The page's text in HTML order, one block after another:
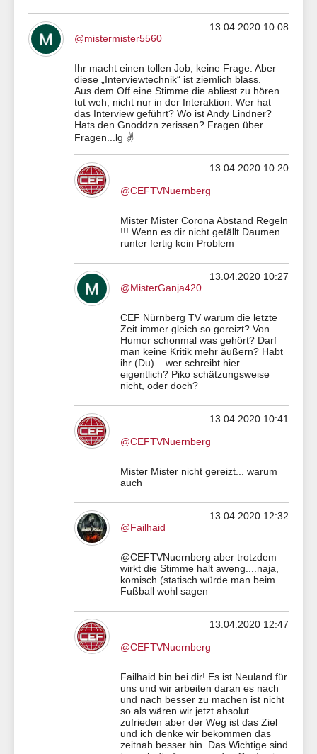
13.04.2020 10:08
@mistermister5560
Ihr macht einen tollen Job, keine Frage. Aber
diese „Interviewtechnik“ ist ziemlich blass.
Aus dem Off eine Stimme die abliest zu hören
tut weh, nicht nur in der Interaktion. Wer hat
das Interview geführt? Wo ist Andy Lindner?
Hats den Gnoddzn zerissen? Fragen über
Fragen...lg ✌
13.04.2020 10:20
@CEFTVNuernberg
Mister Mister Corona Abstand Regeln
!!! Wenn es dir nicht gefällt Daumen
runter fertig kein Problem
13.04.2020 10:27
@MisterGanja420
CEF Nürnberg TV warum die letzte
Zeit immer gleich so gereizt? Von
Humor schonmal was gehört? Darf
man keine Kritik mehr äußern? Habt
ihr (Du) ...wer schreibt hier
eigentlich? Piko schätzungsweise
nicht, oder doch?
13.04.2020 10:41
@CEFTVNuernberg
Mister Mister nicht gereizt... warum
auch
13.04.2020 12:32
@Failhaid
@CEFTVNuernberg aber trotzdem
wirkt die Stimme halt aweng....naja,
komisch (statisch würde man beim
Fußball wohl sagen
13.04.2020 12:47
@CEFTVNuernberg
Failhaid bin bei dir! Es ist Neuland für
uns und wir arbeiten daran es nach
und nach besser zu machen ist nicht
so als wären wir jetzt absolut
zufrieden aber der Weg ist das Ziel
und ich denke wir bekommen das
zeitnah besser hin. Das Wichtige sind